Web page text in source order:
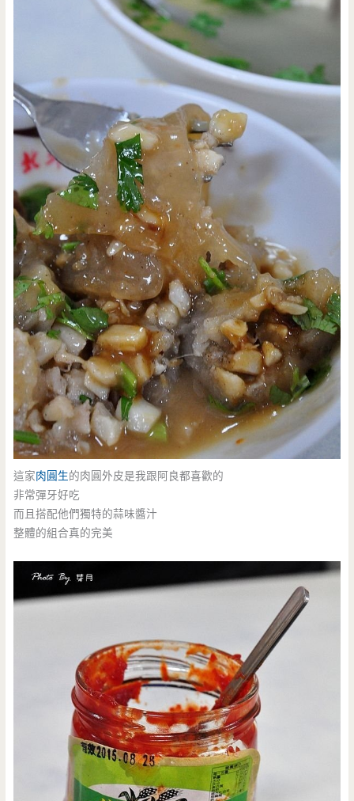
這家肉圓生的肉圓外皮是我跟阿良都喜歡的
非常彈牙好吃
而且搭配他們獨特的蒜味醬汁
整體的組合真的完美